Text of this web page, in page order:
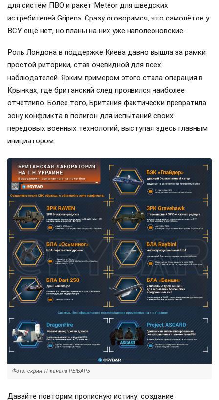
для систем ПВО и ракет Meteor для шведских
истребителей Gripen». Сразу оговоримся, что самолётов у
ВСУ ещё нет, но планы на них уже наполеоновские.
Роль Лондона в поддержке Киева давно вышла за рамки
простой риторики, став очевидной для всех
наблюдателей. Ярким примером этого стала операция в
Крынках, где британский след проявился наиболее
отчетливо. Более того, Британия фактически превратила
зону конфликта в полигон для испытаний своих
передовых военных технологий, выступая здесь главным
инициатором.
Фото: скрин ТГ-канала РЫБАРЬ
Давайте повторим прописную истину: создание